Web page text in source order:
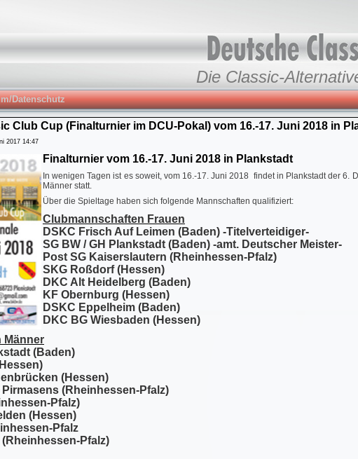
Die Classic-
Datenschutz
Club Cup (Finalturnier im DCU-Pokal) vom 16.-17. Juni 2018 in
2017 14:47
Finalturnier vom 16.-17. Juni 2018 in Plankstadt
In wenigen Tagen ist es soweit, vom 16.-17. Juni 2018 findet in Plankstadt der
Männer statt.
Über die Spieltage haben sich folgende Mannschaften qualifiziert:
Clubmannschaften Frauen
DSKC Frisch Auf Leimen (Baden) -Titelverteidiger-
SG BW / GH Plankstadt (Baden) -amt. Deutscher Meister-
Post SG Kaiserslautern (Rheinhessen‐Pfalz)
SKG Roßdorf (Hessen)
DKC Alt Heidelberg (Baden)
KF Obernburg (Hessen)
DSKC Eppelheim (Baden)
DKC BG Wiesbaden (Hessen)
Männer
(Baden)
(Hessen)
(Rheinhessen‐Pfalz)
(Hessen)